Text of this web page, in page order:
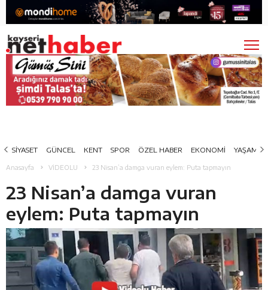
SİYASET GÜNCEL KENT SPOR ÖZEL HABER EKONOMİ YAŞAM
Anasayfa VİDEOLU 23 Nisan’a damga vuran eylem: Puta tapmayın
23 Nisan’a damga vuran
eylem: Puta tapmayın